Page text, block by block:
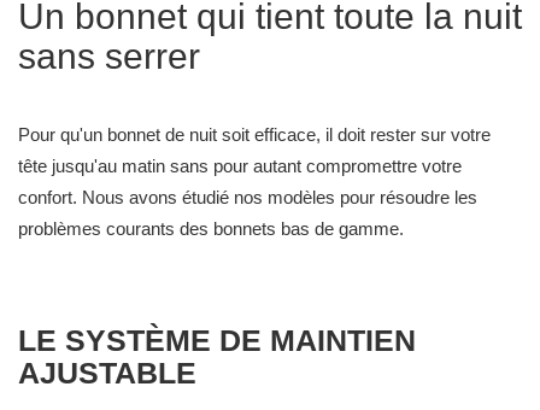
Un bonnet qui tient toute la nuit
sans serrer
Pour qu'un bonnet de nuit soit efficace, il doit rester sur votre
tête jusqu'au matin sans pour autant compromettre votre
confort. Nous avons étudié nos modèles pour résoudre les
problèmes courants des bonnets bas de gamme.
LE SYSTÈME DE MAINTIEN
AJUSTABLE